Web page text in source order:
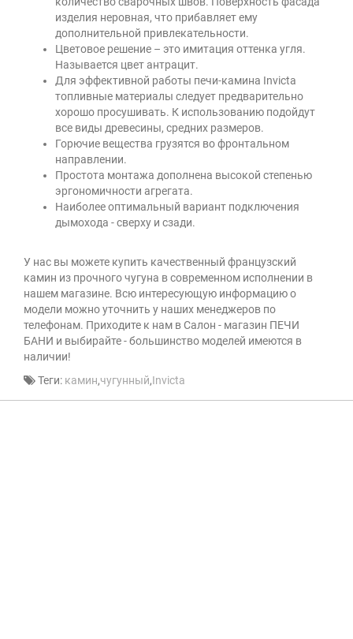
изделия неровная, что прибавляет ему
дополнительной привлекательности.
Цветовое решение – это имитация оттенка угля.
Называется цвет антрацит.
Для эффективной работы печи-камина Invicta
топливные материалы следует предварительно
хорошо просушивать. К использованию подойдут
все виды древесины, средних размеров.
Горючие вещества грузятся во фронтальном
направлении.
Простота монтажа дополнена высокой степенью
эргономичности агрегата.
Наиболее оптимальный вариант подключения
дымохода - сверху и сзади.
У нас вы можете купить качественный французский
камин из прочного чугуна в современном исполнении в
нашем магазине. Всю интересующую информацию о
модели можно уточнить у наших менеджеров по
телефонам. Приходите к нам в Салон - магазин ПЕЧИ
БАНИ и выбирайте - большинство моделей имеются в
наличии!
Теги: камин,чугунный,Invicta